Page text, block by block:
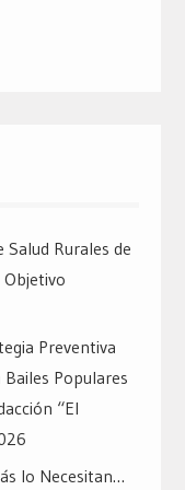
Salud Rurales de
Objetivo
Preventiva
Populares
“El
lo Necesitan…